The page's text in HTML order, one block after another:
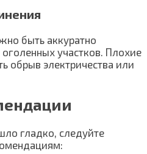
быть аккуратно
участков. Плохие
обрыв электричества или
гладко, следуйте